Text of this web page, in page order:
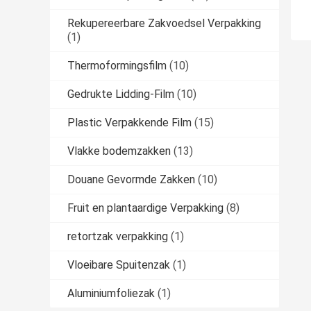
Rekupereerbare Zakvoedsel Verpakking
(1)
Thermoformingsfilm (10)
Gedrukte Lidding-Film (10)
Plastic Verpakkende Film (15)
Vlakke bodemzakken (13)
Douane Gevormde Zakken (10)
Fruit en plantaardige Verpakking (8)
retortzak verpakking (1)
Vloeibare Spuitenzak (1)
Aluminiumfoliezak (1)